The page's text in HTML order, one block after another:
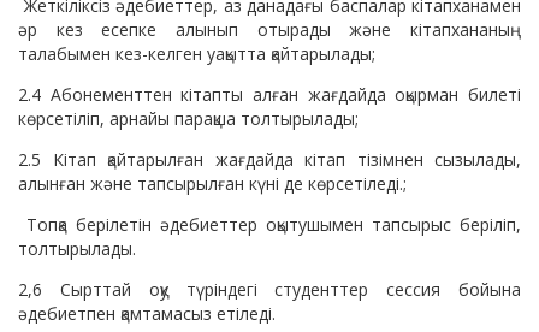
Жеткіліксіз әдебиеттер, аз данадағы баспалар кітапханамен
әр кез есепке алынып отырады және кітапхананың
талабымен кез-келген уақытта қайтарылады;
2.4 Абонементтен кітапты алған жағдайда оқырман билеті
көрсетіліп, арнайы парақша толтырылады;
2.5 Кітап қайтарылған жағдайда кітап тізімнен сызылады,
алынған және тапсырылған күні де көрсетіледі.;
Топқа берілетін әдебиеттер оқытушымен тапсырыс беріліп,
толтырылады.
2,6 Сырттай оқу түріндегі студенттер сессия бойына
әдебиетпен қамтамасыз етіледі.